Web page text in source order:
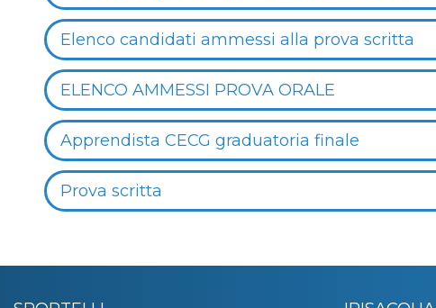
Elenco candidati ammessi alla prova scritta
ELENCO AMMESSI PROVA ORALE
Apprendista CECG graduatoria finale
Prova scritta